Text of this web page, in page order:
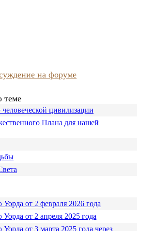
на форуме
теме
цивилизации
Плана для нашей
от 2 февраля 2026 года
от 2 апреля 2025 года
от 3 марта 2025 года через